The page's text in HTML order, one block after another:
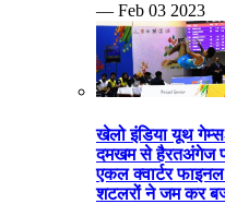
— Feb 03 2023
खेलो इंडिया यूथ
दमखम से हैरतअंगेज
एकल क्वार्टर
शटलरों ने जम कर